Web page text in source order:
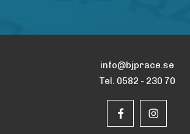
info@bjprace.se
Tel. 0582 - 230 70